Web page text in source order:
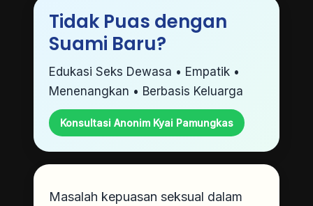
Tidak Puas dengan
Suami Baru?
Edukasi Seks Dewasa • Empatik •
Menenangkan • Berbasis Keluarga
Konsultasi Anonim Kyai Pamungkas
Masalah kepuasan seksual dalam